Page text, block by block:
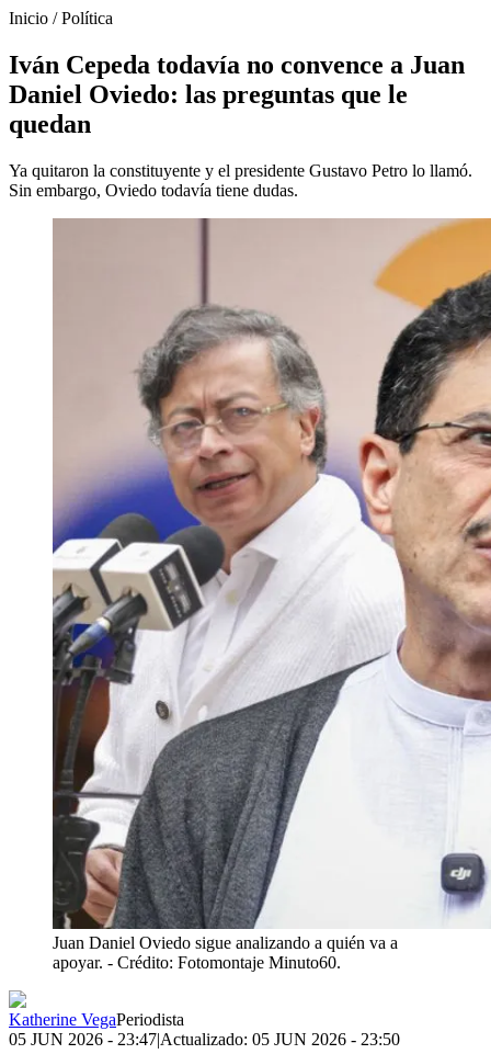
Inicio /Política
Iván Cepeda todavía no convence a Juan
Daniel Oviedo: las preguntas que le
quedan
Ya quitaron la constituyente y el presidente Gustavo Petro lo llamó.
Sin embargo, Oviedo todavía tiene dudas.
Juan Daniel Oviedo sigue analizando a quién va a
apoyar. - Crédito: Fotomontaje Minuto60.
Katherine VegaPeriodista
05 JUN 2026 - 23:47|Actualizado: 05 JUN 2026 - 23:50